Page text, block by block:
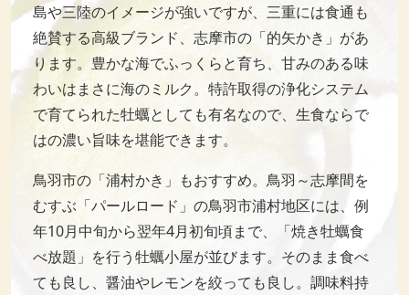
島や三陸のイメージが強いですが、三重には食通も
絶賛する高級ブランド、志摩市の「的矢かき」があ
ります。豊かな海でふっくらと育ち、甘みのある味
わいはまさに海のミルク。特許取得の浄化システム
で育てられた牡蠣としても有名なので、生食ならで
はの濃い旨味を堪能できます。
鳥羽市の「浦村かき」もおすすめ。鳥羽～志摩間を
むすぶ「パールロード」の鳥羽市浦村地区には、例
年10月中旬から翌年4月初旬頃まで、「焼き牡蠣食
べ放題」を行う牡蠣小屋が並びます。そのまま食べ
ても良し、醤油やレモンを絞っても良し。調味料持